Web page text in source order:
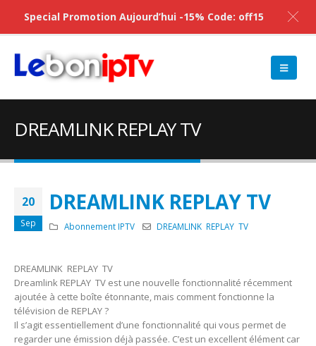
DREAMLINK REPLAY TV
20
Sep
DREAMLINK REPLAY TV
Abonnement IPTV DREAMLINK REPLAY TV
DREAMLINK REPLAY TV
Dreamlink REPLAY TV est une nouvelle fonctionnalité récemment
ajoutée à cette boîte étonnante, mais comment fonctionne la
télévision de REPLAY ?
Il s’agit essentiellement d’une fonctionnalité qui vous permet de
regarder une émission déjà passée. C’est un excellent élément car
Special Promotion Aujourd’hui -15% Code: off15